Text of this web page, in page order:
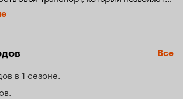
в последнее время космический
радует владельцев. Поэтому Ракета
его цена кусается, и им придется
Все
в 1 сезоне